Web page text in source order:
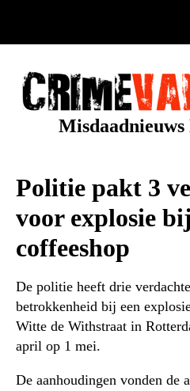
de
Politie pakt 3
voor explosie
coffeeshop
De politie heeft drie
betrokkenheid bij een
Witte de Withstraat in
april op 1 mei.
De aanhoudingen vonden de